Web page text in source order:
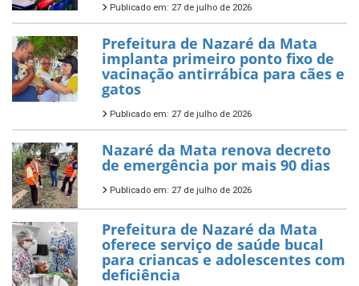
Publicado em: 27 de julho de 2026
Prefeitura de Nazaré da Mata
implanta primeiro ponto fixo de
vacinação antirrábica para cães e
gatos
Publicado em: 27 de julho de 2026
Nazaré da Mata renova decreto
de emergência por mais 90 dias
Publicado em: 27 de julho de 2026
Prefeitura de Nazaré da Mata
oferece serviço de saúde bucal
para criancas e adolescentes com
deficiência